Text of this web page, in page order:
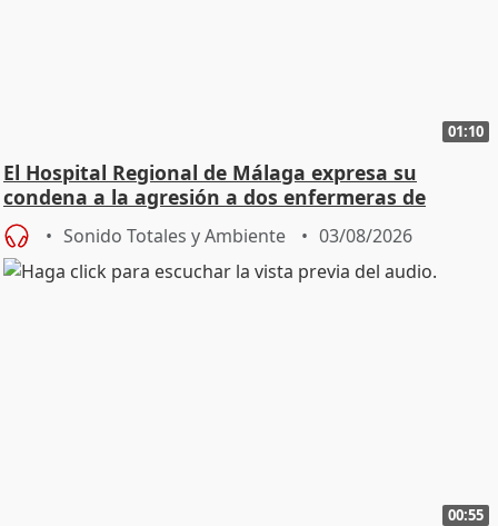
01:10
El Hospital Regional de Málaga expresa su
condena a la agresión a dos enfermeras de
Urgencias
Sonido Totales y Ambiente 03/08/2026
00:55